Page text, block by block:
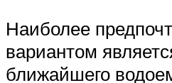
Наиболее
вариантом
ближайшего